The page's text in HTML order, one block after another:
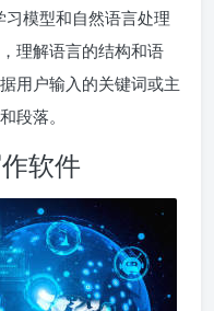
模型和自然语言处理
理解语言的结构和语
用户输入的关键词或主
段落。
软件